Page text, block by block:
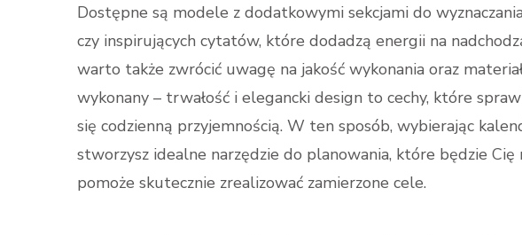
Dostępne są modele z dodatkowymi sekcjami do
czy inspirujących cytatów, które dodadzą energii na
warto także zwrócić uwagę na jakość wykonania oraz
wykonany – trwałość i elegancki design to cechy, które
się codzienną przyjemnością. W ten sposób, wybierając
stworzysz idealne narzędzie do planowania, które będzie
pomoże skutecznie zrealizować zamierzone cele.